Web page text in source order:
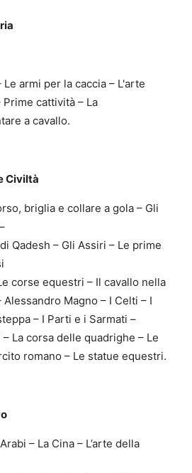
Le armi per la caccia – L'arte
cattività – La
a cavallo.
Civiltà
briglia e collare a gola – Gli
Qadesh – Gli Assiri – Le prime
corse equestri – Il cavallo nella
Magno – I Celti – I
– I Parti e i Sarmati –
La corsa delle quadrighe – Le
romano – Le statue equestri.
– La Cina – L’arte della